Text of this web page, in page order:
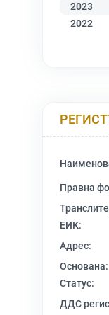
2023
2022
Правна
ЕИК:
Адрес:
Основана:
Статус:
ДДС